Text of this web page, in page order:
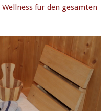
Wellness für den gesamten